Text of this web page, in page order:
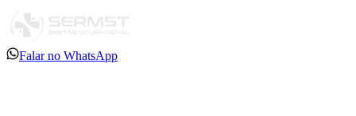
Falar no WhatsApp